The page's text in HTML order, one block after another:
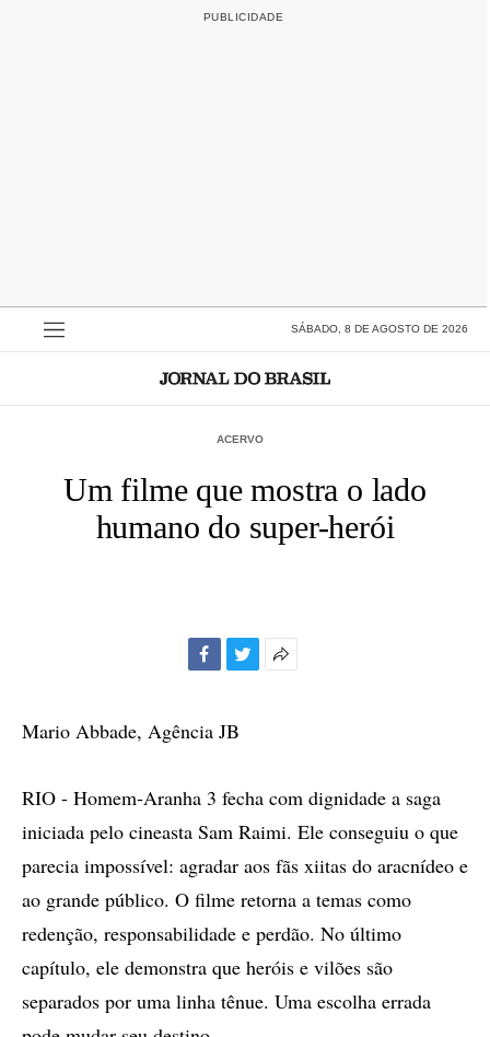
SÁBADO, 8 DE AGOSTO DE 2026
ACERVO
Um filme que mostra o lado
humano do super-herói
Mario Abbade, Agência JB
RIO - Homem-Aranha 3 fecha com dignidade a saga
iniciada pelo cineasta Sam Raimi. Ele conseguiu o que
parecia impossível: agradar aos fãs xiitas do aracnídeo e
ao grande público. O filme retorna a temas como
redenção, responsabilidade e perdão. No último
capítulo, ele demonstra que heróis e vilões são
separados por uma linha tênue. Uma escolha errada